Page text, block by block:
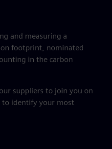
and measuring a
footprint, nominated
in the carbon
suppliers to join you on
to identify your most